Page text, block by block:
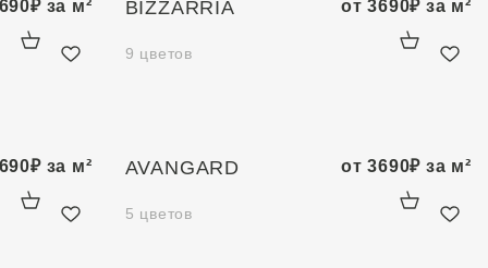
₽за м² BIZZARRIA
9 цветов
от3690₽ за м²
₽за м² AVANGARD
5 цветов
от3690₽ за м²